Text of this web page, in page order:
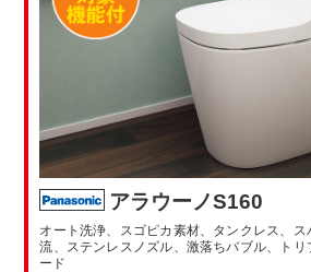
アラウーノS160
オート洗浄、スゴピカ素材、タンクレス、ス
流、ステンレスノズル、激落ちバブル、トリ
ード